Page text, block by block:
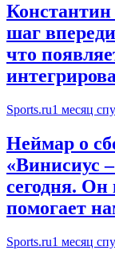
шаг
что
Sports.ru1 месяц
Неймар о
«Винисиус
сегодня. Он
помогает
Sports.ru1 месяц